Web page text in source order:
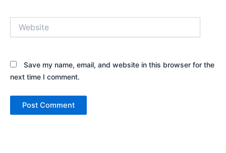
Save my name, email, and website in this browser for the
next time I comment.